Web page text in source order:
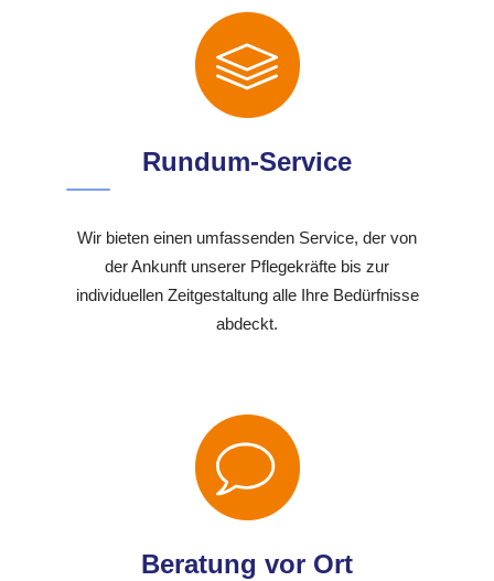
Rundum-Service
Wir bieten einen umfassenden Service, der von
der Ankunft unserer Pflegekräfte bis zur
individuellen Zeitgestaltung alle Ihre Bedürfnisse
abdeckt.
Beratung vor Ort